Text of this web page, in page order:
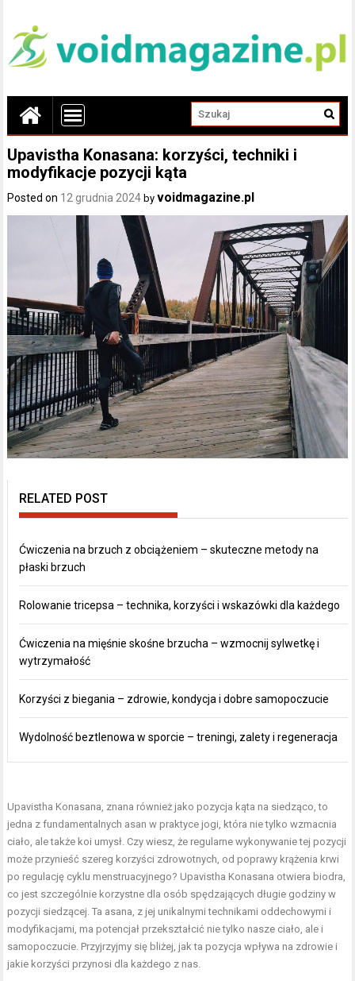
Upavistha Konasana: korzyści, techniki i
modyfikacje pozycji kąta
Posted on 12 grudnia 2024 byvoidmagazine.pl
RELATED POST
Ćwiczenia na brzuch z obciążeniem – skuteczne metody na
płaski brzuch
Rolowanie tricepsa – technika, korzyści i wskazówki dla każdego
Ćwiczenia na mięśnie skośne brzucha – wzmocnij sylwetkę i
wytrzymałość
Korzyści z biegania – zdrowie, kondycja i dobre samopoczucie
Wydolność beztlenowa w sporcie – treningi, zalety i regeneracja
Upavistha Konasana, znana również jako pozycja kąta na siedząco, to
jedna z fundamentalnych asan w praktyce jogi, która nie tylko wzmacnia
ciało, ale także koi umysł. Czy wiesz, że regularne wykonywanie tej pozycji
może przynieść szereg korzyści zdrowotnych, od poprawy krążenia krwi
po regulację cyklu menstruacyjnego? Upavistha Konasana otwiera biodra,
co jest szczególnie korzystne dla osób spędzających długie godziny w
pozycji siedzącej. Ta asana, z jej unikalnymi technikami oddechowymi i
modyfikacjami, ma potencjał przekształcić nie tylko nasze ciało, ale i
samopoczucie. Przyjrzyjmy się bliżej, jak ta pozycja wpływa na zdrowie i
jakie korzyści przynosi dla każdego z nas.